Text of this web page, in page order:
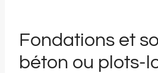
Fondations et
béton ou plots-